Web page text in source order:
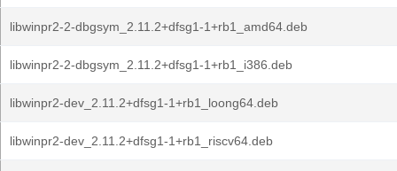
libwinpr2-2-dbgsym_2.11.2+dfsg1-1+rb1_amd64.deb
libwinpr2-2-dbgsym_2.11.2+dfsg1-1+rb1_i386.deb
libwinpr2-dev_2.11.2+dfsg1-1+rb1_loong64.deb
libwinpr2-dev_2.11.2+dfsg1-1+rb1_riscv64.deb